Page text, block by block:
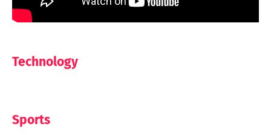
Technology
Sports